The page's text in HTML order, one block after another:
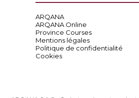
ARQANA
ARQANA Online
Province Courses
Mentions légales
Politique de confidentialité
Cookies